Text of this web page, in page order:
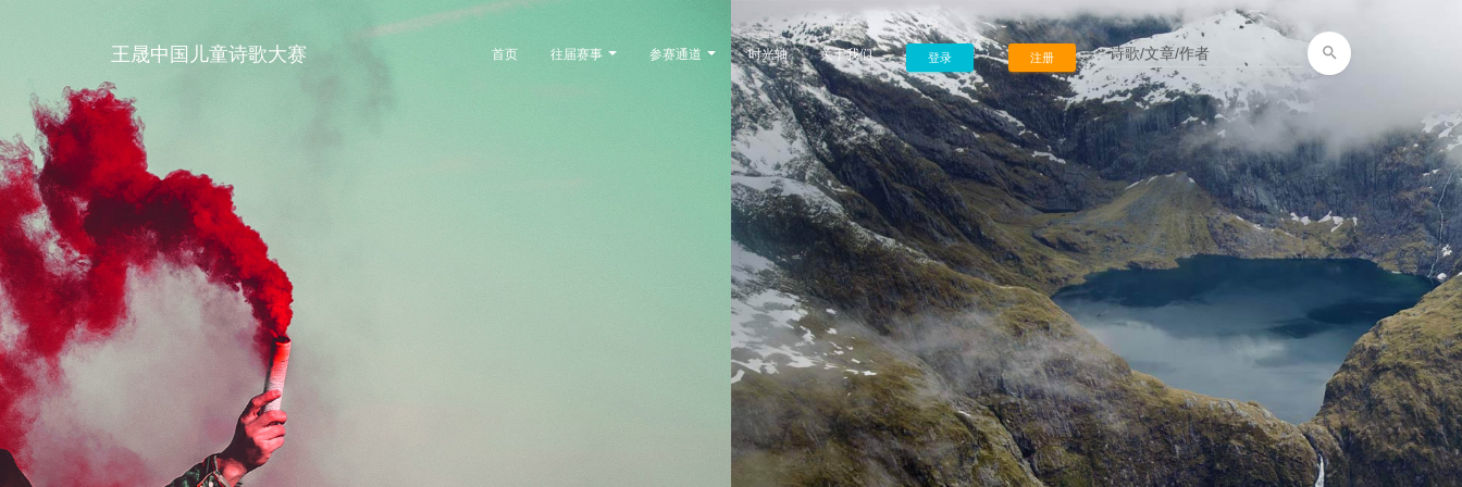
王晟中国儿童诗歌大赛 首页 往届赛事 参赛通道 时光轴 关于我们 登录 注册 search